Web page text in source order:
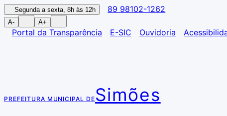
Segunda a sexta, 8h às 12h 89 98102-1262
A- A+
Portal da Transparência E-SIC Ouvidoria
PREFEITURA MUNICIPAL DE Simões